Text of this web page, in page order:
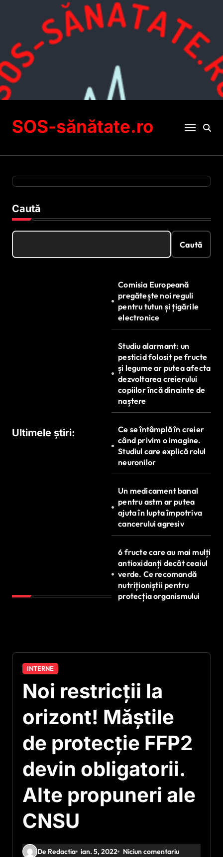
SOS-sănătate.ro
Caută
Caută
Ultimele știri:
Comisia Europeană
pregătește noi reguli
pentru tutun și țigările
electronice
Studiu alarmant: un
pesticid folosit pe fructe
și legume ar putea afecta
dezvoltarea creierului
copiilor încă dinainte de
naștere
Ce se întâmplă în creier
când privim o imagine.
Studiul care explică rolul
neuronilor
Un medicament banal
pentru astm ar putea
ajuta în lupta împotriva
cancerului agresiv
6 fructe care au mai mulți
antioxidanți decât ceaiul
verde. Ce recomandă
nutriționiștii pentru
protecția organismului
INTERNE
Noi restricții la
orizont! Măștile
de protecție FFP2
devin obligatorii.
Alte propuneri ale
CNSU
De Redactia ian. 5, 2022
Niciun comentariu